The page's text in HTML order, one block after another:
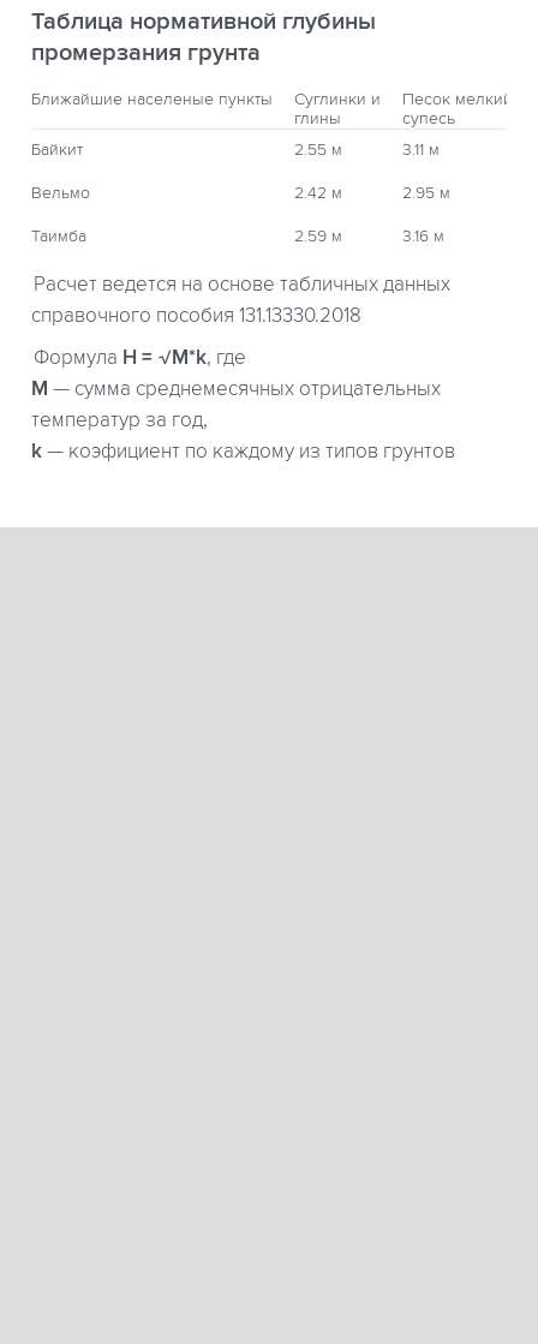
Таблица нормативной глубины
промерзания грунта
Ближайшие населеные пункты
Суглинки и
глины
Песок мелкий,
супесь
Байкит
2.55 м 3.11 м
Вельмо 2.42 м 2.95 м
Таимба 2.59 м 3.16 м
Расчет ведется на основе табличных данных
справочного пособия 131.13330.2018
Формула H = √M*k, где
М — сумма среднемесячных отрицательных
температур за год,
k — коэфициент по каждому из типов грунтов